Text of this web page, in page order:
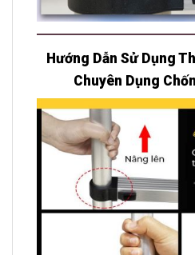
Hướng Dẫn Sử Dụng
Chuyên Dụng